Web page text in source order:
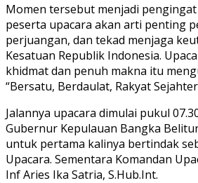
Momen tersebut menjadi
peserta upacara akan arti penting
perjuangan, dan tekad menjaga
Kesatuan Republik Indonesia.
khidmat dan penuh makna itu
“Bersatu, Berdaulat, Rakyat
Jalannya upacara dimulai pukul
Gubernur Kepulauan Bangka
untuk pertama kalinya bertindak
Upacara. Sementara Komandan
Inf Aries Ika Satria, S.Hub.Int.